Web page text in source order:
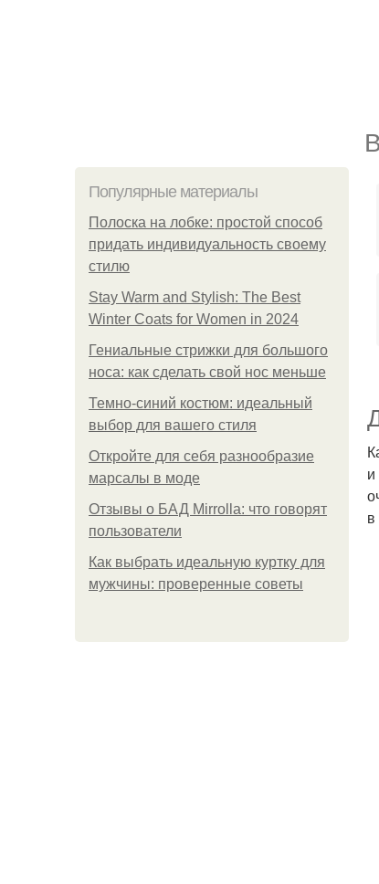
Популярные материалы
Полоска на лобке: простой способ
придать индивидуальность своему
стилю
Stay Warm and Stylish: The Best
Winter Coats for Women in 2024
Гениальные стрижки для большого
носа: как сделать свой нос меньше
Темно-синий костюм: идеальный
выбор для вашего стиля
Откройте для себя разнообразие
марсалы в моде
Отзывы о БАД Mirrolla: что говорят
пользователи
Как выбрать идеальную куртку для
мужчины: проверенные советы